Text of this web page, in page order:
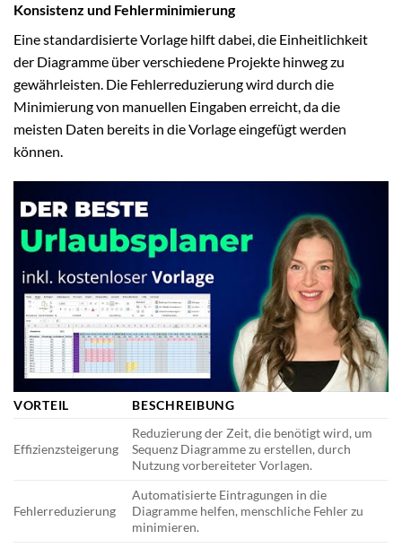
Konsistenz und Fehlerminimierung
Eine standardisierte Vorlage hilft dabei, die Einheitlichkeit
der Diagramme über verschiedene Projekte hinweg zu
gewährleisten. Die Fehlerreduzierung wird durch die
Minimierung von manuellen Eingaben erreicht, da die
meisten Daten bereits in die Vorlage eingefügt werden
können.
VORTEIL BESCHREIBUNG
Effizienzsteigerung
Reduzierung der Zeit, die benötigt wird, um
Sequenz Diagramme zu erstellen, durch
Nutzung vorbereiteter Vorlagen.
Fehlerreduzierung
Automatisierte Eintragungen in die
Diagramme helfen, menschliche Fehler zu
minimieren.